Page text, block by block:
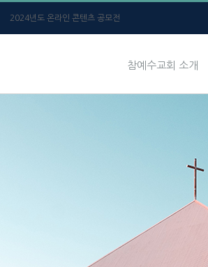
2024년도 온라인 콘텐츠 공모전
참예수교회 소개